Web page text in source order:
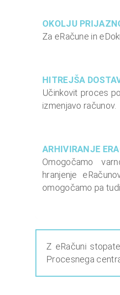
OKOLJU
Za eRačune in
HITREJŠA
Učinkovit proces
izmenjavo računov.
ARHIVIRANJE
Omogočamo
hranjenje
omogočamo pa
Z eRačuni
Procesnega